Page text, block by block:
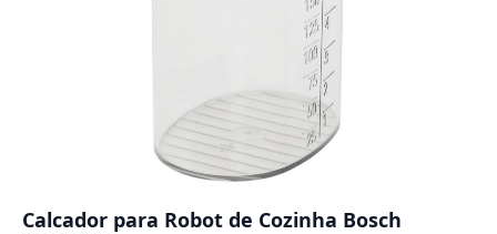
Calcador para Robot de Cozinha Bosch